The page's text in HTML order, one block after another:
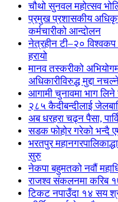
चौथो सुनवल महोत्सव
प्रमुख प्रशासकीय
कर्मचारीको आन्दोलन
नेत्रहीन टी–२०
हरायो
मानव तस्करीको
अधिकारीविरुद्ध मुद्दा
आगामी चुनावमा भाग
२८५ कैदीबन्दीलाई
अब धरहरा चढ्न पैसा,
सडक फोहोर गरेको भन्दै
भरतपुर
सुरु
नेकपा बहुमतको नवौं
राजश्व संकलनमा करिब
टिकट नपाउँदा १४ सय